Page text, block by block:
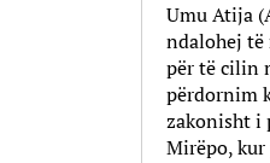
Umu Atija
ndalohej të
për të cilin
përdornim
zakonisht i
Mirëpo,